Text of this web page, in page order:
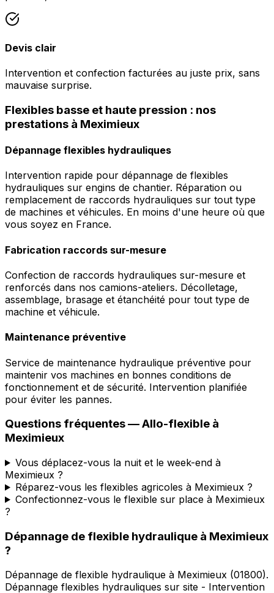
Devis clair
Intervention et confection facturées au juste prix, sans
mauvaise surprise.
Flexibles basse et haute pression : nos
prestations à Meximieux
Dépannage flexibles hydrauliques
Intervention rapide pour dépannage de flexibles
hydrauliques sur engins de chantier. Réparation ou
remplacement de raccords hydrauliques sur tout type
de machines et véhicules. En moins d'une heure où que
vous soyez en France.
Fabrication raccords sur-mesure
Confection de raccords hydrauliques sur-mesure et
renforcés dans nos camions-ateliers. Décolletage,
assemblage, brasage et étanchéité pour tout type de
machine et véhicule.
Maintenance préventive
Service de maintenance hydraulique préventive pour
maintenir vos machines en bonnes conditions de
fonctionnement et de sécurité. Intervention planifiée
pour éviter les pannes.
Questions fréquentes —Allo-flexible à
Meximieux
Vous déplacez-vous la nuit et le week-end à
Meximieux ?
Réparez-vous les flexibles agricoles à Meximieux ?
Confectionnez-vous le flexible sur place à Meximieux
?
Dépannage de flexible hydraulique à Meximieux
?
Dépannage de flexible hydraulique à Meximieux (01800).
Dépannage flexibles hydrauliques sur site - Intervention